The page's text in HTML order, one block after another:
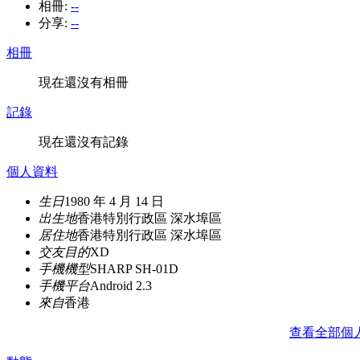
相冊: --
分享: --
相冊
現在還沒有相冊
記錄
現在還沒有記錄
個人資料
生日1980 年 4 月 14 日
出生地香港特別行政區 深水埠區
居住地香港特別行政區 深水埠區
交友目的XD
手機機型SHARP SH-01D
手機平台Android 2.3
來自香港
查看全部個